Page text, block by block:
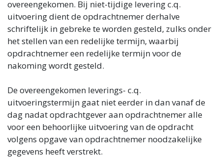
overeengekomen. Bij niet-tijdige levering c.q.
uitvoering dient de opdrachtnemer derhalve
schriftelijk in gebreke te worden gesteld, zulks onder
het stellen van een redelijke termijn, waarbij
opdrachtnemer een redelijke termijn voor de
nakoming wordt gesteld.
De overeengekomen leverings- c.q.
uitvoeringstermijn gaat niet eerder in dan vanaf de
dag nadat opdrachtgever aan opdrachtnemer alle
voor een behoorlijke uitvoering van de opdracht
volgens opgave van opdrachtnemer noodzakelijke
gegevens heeft verstrekt.